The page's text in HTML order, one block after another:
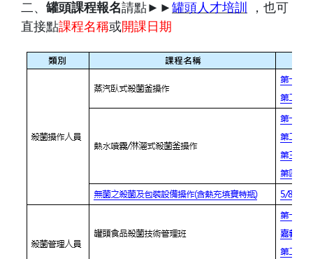
二、 罐頭課程報名請點►► 罐頭人才培訓
，也可
直接點課程名稱或開課日期